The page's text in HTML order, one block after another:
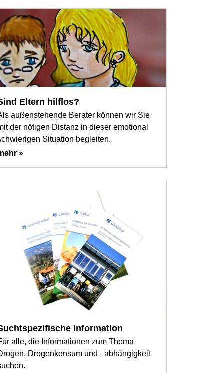
Eltern hilflos?
außenstehende Berater können wir Sie
der nötigen Distanz in dieser emotional
Situation begleiten.
»
Information
alle, die Informationen zum Thema
Drogenkonsum und - abhängigkeit